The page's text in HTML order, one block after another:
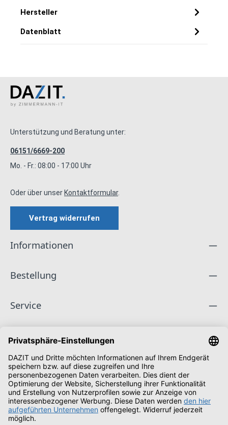
Hersteller
Datenblatt
Unterstützung und Beratung unter:
06151/6669-200
Mo. - Fr.: 08:00 - 17:00 Uhr
Oder über unserKontaktformular.
Vertrag widerrufen
Informationen
Bestellung
Service
Unternehmen
Folge uns
Zahlungsarten